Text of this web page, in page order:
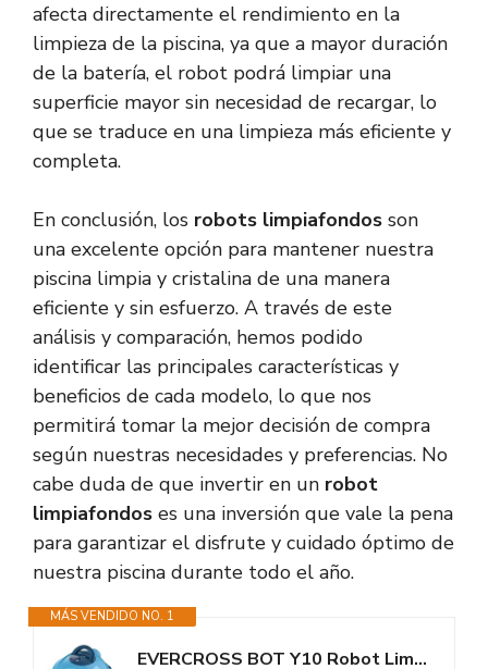
afecta directamente el rendimiento en la
limpieza de la piscina, ya que a mayor duración
de la batería, el robot podrá limpiar una
superficie mayor sin necesidad de recargar, lo
que se traduce en una limpieza más eficiente y
completa.
En conclusión, los robots limpiafondos son
una excelente opción para mantener nuestra
piscina limpia y cristalina de una manera
eficiente y sin esfuerzo. A través de este
análisis y comparación, hemos podido
identificar las principales características y
beneficios de cada modelo, lo que nos
permitirá tomar la mejor decisión de compra
según nuestras necesidades y preferencias. No
cabe duda de que invertir en un robot
limpiafondos es una inversión que vale la pena
para garantizar el disfrute y cuidado óptimo de
nuestra piscina durante todo el año.
MÁS VENDIDO NO. 1
EVERCROSS BOT Y10 Robot Limpiafondos Piscina, Robot de Piscina Sin Cable,...